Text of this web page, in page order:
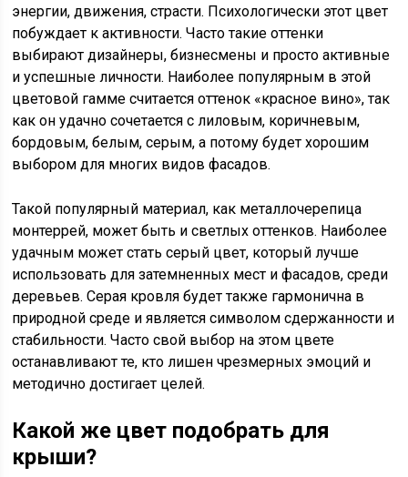
энергии, движения, страсти. Психологически этот цвет
побуждает к активности. Часто такие оттенки
выбирают дизайнеры, бизнесмены и просто активные
и успешные личности. Наиболее популярным в этой
цветовой гамме считается оттенок «красное вино», так
как он удачно сочетается с лиловым, коричневым,
бордовым, белым, серым, а потому будет хорошим
выбором для многих видов фасадов.
Такой популярный материал, как металлочерепица
монтеррей, может быть и светлых оттенков. Наиболее
удачным может стать серый цвет, который лучше
использовать для затемненных мест и фасадов, среди
деревьев. Серая кровля будет также гармонична в
природной среде и является символом сдержанности и
стабильности. Часто свой выбор на этом цвете
останавливают те, кто лишен чрезмерных эмоций и
методично достигает целей.
Какой же цвет подобрать для
крыши?